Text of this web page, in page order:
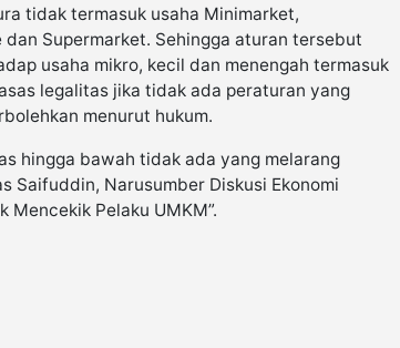
tidak termasuk usaha Minimarket,
Supermarket. Sehingga aturan tersebut
usaha mikro, kecil dan menengah termasuk
legalitas jika tidak ada peraturan yang
menurut hukum.
hingga bawah tidak ada yang melarang
Saifuddin, Narusumber Diskusi Ekonomi
Mencekik Pelaku UMKM”.